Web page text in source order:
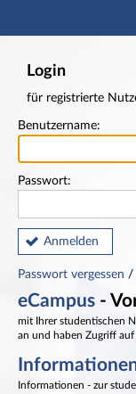
Login
für registrierte
Benutzername:
Passwort:
Anmelden
Passwort vergessen /
eCampus -
mit Ihrer studentischen
an und haben Zugriff auf
Informationen - zur